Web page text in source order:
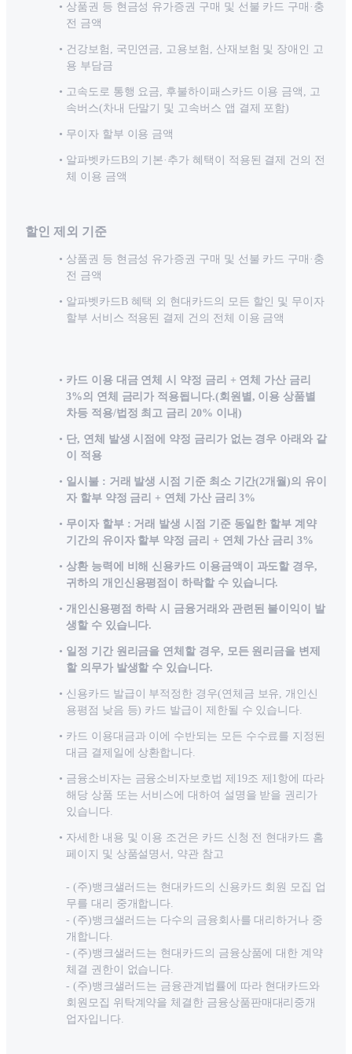
상품권 등 현금성 유가증권 구매 및 선불 카드 구매·충
전 금액
건강보험, 국민연금, 고용보험, 산재보험 및 장애인 고
용 부담금
고속도로 통행 요금, 후불하이패스카드 이용 금액, 고
속버스(차내 단말기 및 고속버스 앱 결제 포함)
무이자 할부 이용 금액
알파벳카드B의 기본·추가 혜택이 적용된 결제 건의 전
체 이용 금액
할인 제외 기준
상품권 등 현금성 유가증권 구매 및 선불 카드 구매·충
전 금액
알파벳카드B 혜택 외 현대카드의 모든 할인 및 무이자
할부 서비스 적용된 결제 건의 전체 이용 금액
카드 이용 대금 연체 시 약정 금리 + 연체 가산 금리
3%의 연체 금리가 적용됩니다.(회원별, 이용 상품별
차등 적용/법정 최고 금리 20% 이내)
단, 연체 발생 시점에 약정 금리가 없는 경우 아래와 같
이 적용
일시불 : 거래 발생 시점 기준 최소 기간(2개월)의 유이
자 할부 약정 금리 + 연체 가산 금리 3%
무이자 할부 : 거래 발생 시점 기준 동일한 할부 계약
기간의 유이자 할부 약정 금리 + 연체 가산 금리 3%
상환 능력에 비해 신용카드 이용금액이 과도할 경우,
귀하의 개인신용평점이 하락할 수 있습니다.
개인신용평점 하락 시 금융거래와 관련된 불이익이 발
생할 수 있습니다.
일정 기간 원리금을 연체할 경우, 모든 원리금을 변제
할 의무가 발생할 수 있습니다.
신용카드 발급이 부적정한 경우(연체금 보유, 개인신
용평점 낮음 등) 카드 발급이 제한될 수 있습니다.
카드 이용대금과 이에 수반되는 모든 수수료를 지정된
대금 결제일에 상환합니다.
금융소비자는 금융소비자보호법 제19조 제1항에 따라
해당 상품 또는 서비스에 대하여 설명을 받을 권리가
있습니다.
자세한 내용 및 이용 조건은 카드 신청 전 현대카드 홈
페이지 및 상품설명서, 약관 참고
- (주)뱅크샐러드는 현대카드의 신용카드 회원 모집 업
무를 대리 중개합니다.
- (주)뱅크샐러드는 다수의 금융회사를 대리하거나 중
개합니다.
- (주)뱅크샐러드는 현대카드의 금융상품에 대한 계약
체결 권한이 없습니다.
- (주)뱅크샐러드는 금융관계법률에 따라 현대카드와
회원모집 위탁계약을 체결한 금융상품판매대리중개
업자입니다.